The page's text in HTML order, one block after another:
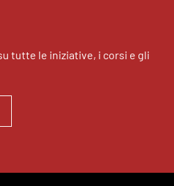
tutte le iniziative, i corsi e gli